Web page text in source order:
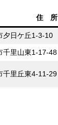
住 所
夕日ケ丘1-3-10
千里山東1-17-48
千里丘東4-11-29